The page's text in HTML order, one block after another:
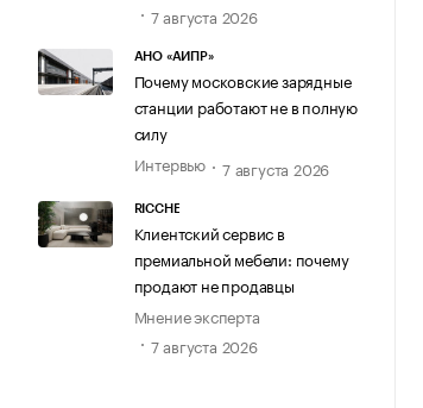
7 августа 2026
АНО «АИПР»
Почему московские зарядные
станции работают не в полную
силу
Интервью
7 августа 2026
RICCHE
Клиентский сервис в
премиальной мебели: почему
продают не продавцы
Мнение эксперта
7 августа 2026